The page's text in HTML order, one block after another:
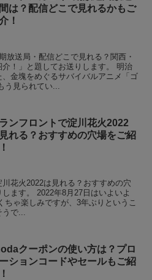
は？配信どこで見れるかもご
！
放送局・配信どこで見れる？関西・
！」と題してお送りします。 明治
金塊をめぐるサバイバルアニメ「ゴ
見られてい...
ンフロントで淀川花火2022
れる？おすすめの穴場をご紹
花火2022は見れる？おすすめの穴
ます。 2022年8月27日はいよいよ
ゃ楽しみですが、3年ぶりというこ
で...
クーポンの使い方は？プロ
ションコードやセールもご紹